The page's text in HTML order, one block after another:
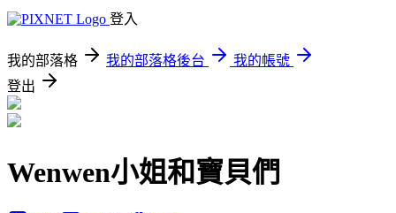
登入
我的部落格 我的部落格後台
我的帳號
登出
Wenwen小姐和寶貝們